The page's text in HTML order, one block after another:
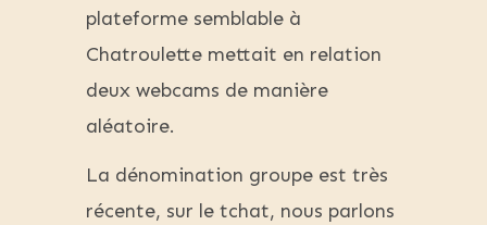
plateforme semblable à
Chatroulette mettait en relation
deux webcams de manière
aléatoire.
La dénomination groupe est très
récente, sur le tchat, nous parlons